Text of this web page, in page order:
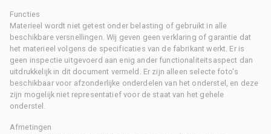
Functies
Materieel wordt niet getest onder belasting of gebruikt in alle
beschikbare versnellingen. Wij geven geen verklaring of garantie dat
het materieel volgens de specificaties van de fabrikant werkt. Er is
geen inspectie uitgevoerd aan enig ander functionaliteitsaspect dan
uitdrukkelijk in dit document vermeld. Er zijn alleen selecte foto's
beschikbaar voor afzonderlijke onderdelen van het onderstel, en deze
zijn mogelijk niet representatief voor de staat van het gehele
onderstel.
Afmetingen